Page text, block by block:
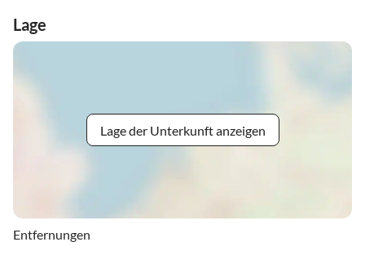
Lage
Lage der Unterkunft anzeigen
Entfernungen